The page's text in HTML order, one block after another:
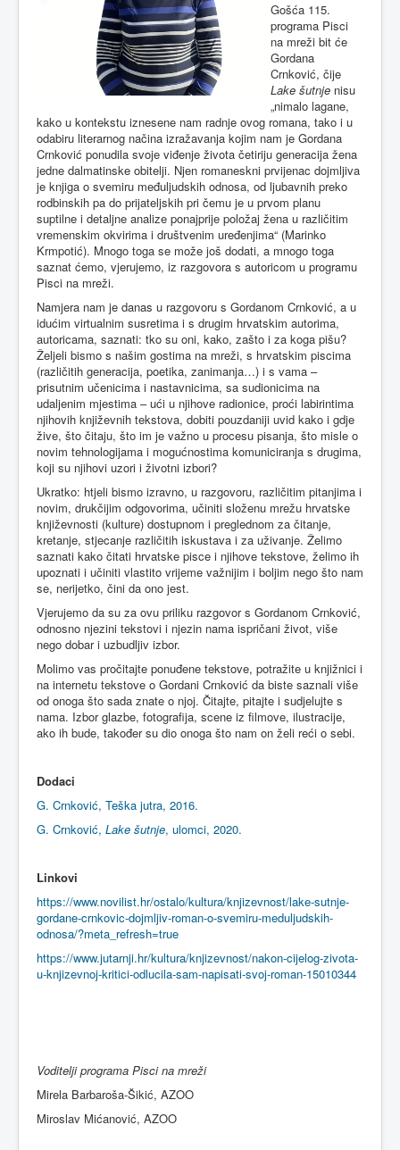
Gošća 115.
programa Pisci
na mreži bit će
Gordana
Crnković, čije
Lake šutnje nisu
„nimalo lagane,
kako u kontekstu iznesene nam radnje ovog romana, tako i u
odabiru literarnog načina izražavanja kojim nam je Gordana
Crnković ponudila svoje viđenje života četiriju generacija žena
jedne dalmatinske obitelji. Njen romaneskni prvijenac dojmljiva
je knjiga o svemiru međuljudskih odnosa, od ljubavnih preko
rodbinskih pa do prijateljskih pri čemu je u prvom planu
suptilne i detaljne analize ponajprije položaj žena u različitim
vremenskim okvirima i društvenim uređenjima“ (Marinko
Krmpotić). Mnogo toga se može još dodati, a mnogo toga
saznat ćemo, vjerujemo, iz razgovora s autoricom u programu
Pisci na mreži.
Namjera nam je danas u razgovoru s Gordanom Crnković, a u
idućim virtualnim susretima i s drugim hrvatskim autorima,
autoricama, saznati: tko su oni, kako, zašto i za koga pišu?
Željeli bismo s našim gostima na mreži, s hrvatskim piscima
(različitih generacija, poetika, zanimanja…) i s vama –
prisutnim učenicima i nastavnicima, sa sudionicima na
udaljenim mjestima – ući u njihove radionice, proći labirintima
njihovih književnih tekstova, dobiti pouzdaniji uvid kako i gdje
žive, što čitaju, što im je važno u procesu pisanja, što misle o
novim tehnologijama i mogućnostima komuniciranja s drugima,
koji su njihovi uzori i životni izbori?
Ukratko: htjeli bismo izravno, u razgovoru, različitim pitanjima i
novim, drukčijim odgovorima, učiniti složenu mrežu hrvatske
književnosti (kulture) dostupnom i preglednom za čitanje,
kretanje, stjecanje različitih iskustava i za uživanje. Želimo
saznati kako čitati hrvatske pisce i njihove tekstove, želimo ih
upoznati i učiniti vlastito vrijeme važnijim i boljim nego što nam
se, nerijetko, čini da ono jest.
Vjerujemo da su za ovu priliku razgovor s Gordanom Crnković,
odnosno njezini tekstovi i njezin nama ispričani život, više
nego dobar i uzbudljiv izbor.
Molimo vas pročitajte ponuđene tekstove, potražite u knjižnici i
na internetu tekstove o Gordani Crnković da biste saznali više
od onoga što sada znate o njoj. Čitajte, pitajte i sudjelujte s
nama. Izbor glazbe, fotografija, scene iz filmove, ilustracije,
ako ih bude, također su dio onoga što nam on želi reći o sebi.
Dodaci
G. Crnković, Teška jutra, 2016.
G. Crnković, Lake šutnje, ulomci, 2020.
Linkovi
https://www.novilist.hr/ostalo/kultura/knjizevnost/lake-sutnje-
gordane-crnkovic-dojmljiv-roman-o-svemiru-meduljudskih-
odnosa/?meta_refresh=true
https://www.jutarnji.hr/kultura/knjizevnost/nakon-cijelog-zivota-
u-knjizevnoj-kritici-odlucila-sam-napisati-svoj-roman-15010344
Voditelji programa Pisci na mreži
Mirela Barbaroša-Šikić, AZOO
Miroslav Mićanović, AZOO